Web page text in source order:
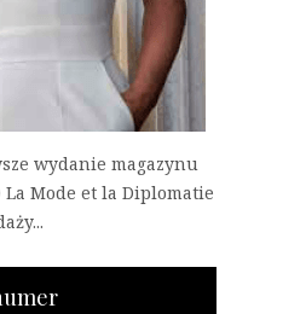
wydanie magazynu
La Mode et la Diplomatie